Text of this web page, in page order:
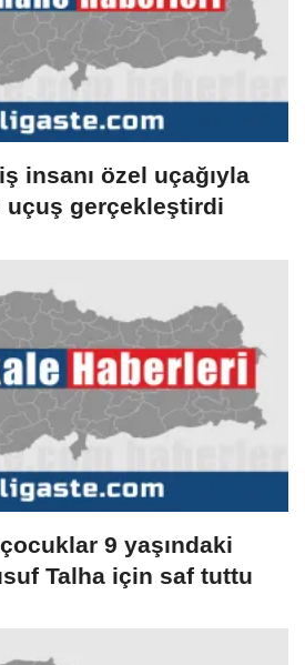
insanı özel uçağıyla
uçuş gerçekleştirdi
9 yaşındaki
Talha için saf tuttu